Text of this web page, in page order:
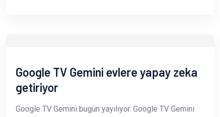
Google TV Gemini evlere yapay zeka
getiriyor
Google TV Gemini bugün yayılıyor. Google TV Gemini